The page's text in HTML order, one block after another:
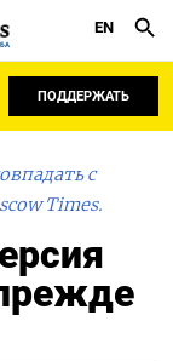
EN
ПОДДЕРЖАТЬ
с
Times.